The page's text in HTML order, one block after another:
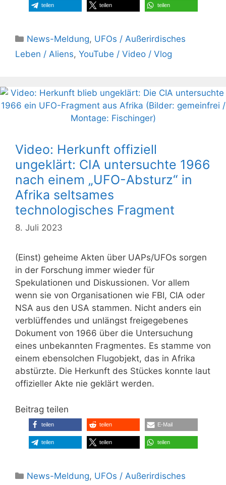
teilen teilen teilen
Kategorien
News-Meldung, UFOs / Außerirdisches
Leben / Aliens, YouTube / Video / Vlog
Video: Herkunft offiziell
ungeklärt: CIA untersuchte 1966
nach einem „UFO-Absturz“ in
Afrika seltsames
technologisches Fragment
8. Juli 2023
(Einst) geheime Akten über UAPs/UFOs sorgen
in der Forschung immer wieder für
Spekulationen und Diskussionen. Vor allem
wenn sie von Organisationen wie FBI, CIA oder
NSA aus den USA stammen. Nicht anders ein
verblüffendes und unlängst freigegebenes
Dokument von 1966 über die Untersuchung
eines unbekannten Fragmentes. Es stamme von
einem ebensolchen Flugobjekt, das in Afrika
abstürzte. Die Herkunft des Stückes konnte laut
offizieller Akte nie geklärt werden.
Beitrag teilen
teilen teilen E-Mail
teilen teilen teilen
Kategorien
News-Meldung, UFOs / Außerirdisches